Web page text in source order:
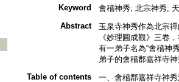
Keyword
會稽神秀; 北宗神秀;
Abstract
玉泉寺神秀作為北宗
《妙理圓成觀》三卷
有一弟子名為“會稽神
弟子的會稽郡嘉祥寺
Table of contents
一、會稽郡嘉祥寺神